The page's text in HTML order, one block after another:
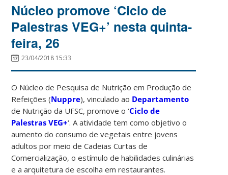
Núcleo promove ‘Ciclo de
Palestras VEG+’ nesta quinta-
feira, 26
23/04/2018 15:33
O Núcleo de Pesquisa de Nutrição em Produção de
Refeições (Nuppre), vinculado ao Departamento
de Nutrição da UFSC, promove o ‘Ciclo de
Palestras VEG+‘. A atividade tem como objetivo o
aumento do consumo de vegetais entre jovens
adultos por meio de Cadeias Curtas de
Comercialização, o estímulo de habilidades culinárias
e a arquitetura de escolha em restaurantes.